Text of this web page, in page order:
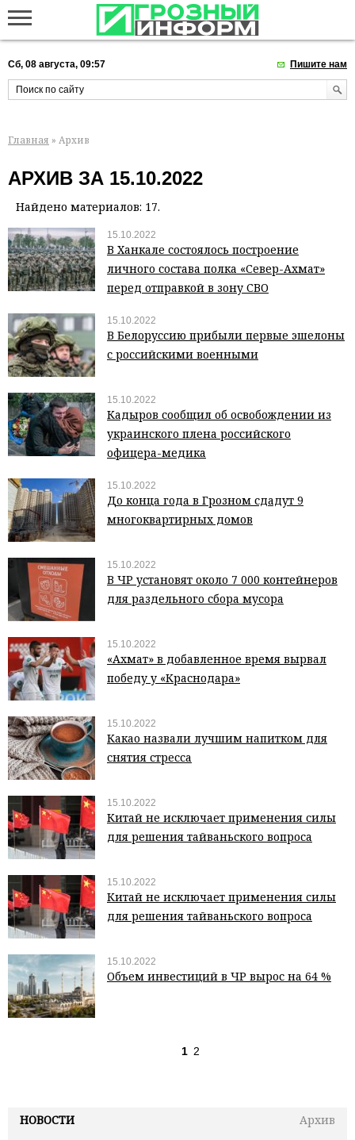
Сб, 08 августа, 09:57 Пишите нам
НОВОСТИ
Архив
Главная » Архив
АРХИВ ЗА 15.10.2022
Найдено материалов: 17.
15.10.2022
В Ханкале состоялось построение
личного состава полка «Север-Ахмат»
перед отправкой в зону СВО
15.10.2022
В Белоруссию прибыли первые эшелоны
с российскими военными
15.10.2022
Кадыров сообщил об освобождении из
украинского плена российского
офицера-медика
15.10.2022
До конца года в Грозном сдадут 9
многоквартирных домов
15.10.2022
В ЧР установят около 7 000 контейнеров
для раздельного сбора мусора
15.10.2022
«Ахмат» в добавленное время вырвал
победу у «Краснодара»
15.10.2022
Какао назвали лучшим напитком для
снятия стресса
15.10.2022
Китай не исключает применения силы
для решения тайваньского вопроса
15.10.2022
Китай не исключает применения силы
для решения тайваньского вопроса
15.10.2022
Объем инвестиций в ЧР вырос на 64 %
1 2